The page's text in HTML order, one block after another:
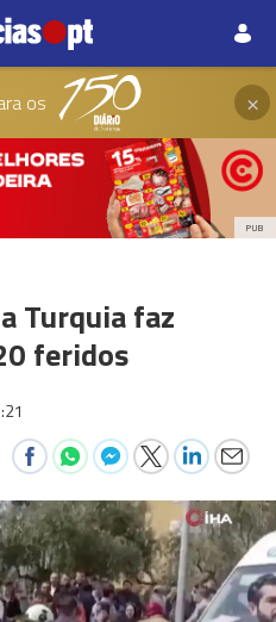
os ×
PUB
Turquia faz
feridos